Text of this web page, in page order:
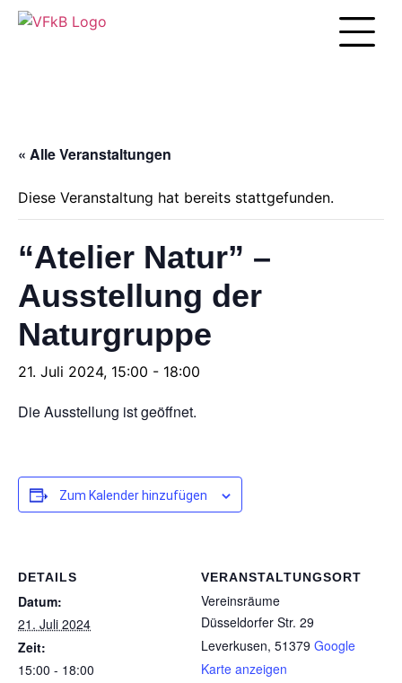
« Alle Veranstaltungen
Diese Veranstaltung hat bereits stattgefunden.
“Atelier Natur” –
Ausstellung der
Naturgruppe
21. Juli 2024, 15:00 - 18:00
Die Ausstellung ist geöffnet.
Zum Kalender hinzufügen
DETAILS
Datum:
21. Juli 2024
Zeit:
15:00 - 18:00
VERANSTALTUNGSORT
Vereinsräume
Düsseldorfer Str. 29
Leverkusen, 51379 Google
Karte anzeigen